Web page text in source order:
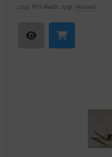
zzgl. 19 % MwSt. zzgl. Versand